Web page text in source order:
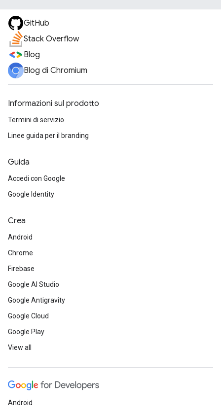
GitHub
Stack Overflow
Blog
Blog di Chromium
Informazioni sul prodotto
Termini di servizio
Linee guida per il branding
Guida
Accedi con Google
Google Identity
Crea
Android
Chrome
Firebase
Google AI Studio
Google Antigravity
Google Cloud
Google Play
View all
Android